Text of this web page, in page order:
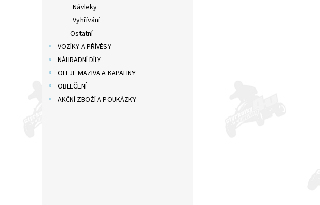
Návleky
Vyhřívání
Ostatní
VOZÍKY A PŘÍVĚSY
NÁHRADNÍ DÍLY
OLEJE MAZIVA A KAPALINY
OBLEČENÍ
AKČNÍ ZBOŽÍ A POUKÁZKY